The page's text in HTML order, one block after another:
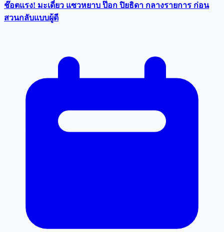
ช๊อตแรง! มะเดี่ยว แซวหยาบ ป๊อก ปิยธิดา กลางรายการ ก่อน
สวนกลับแบบผู้ดี